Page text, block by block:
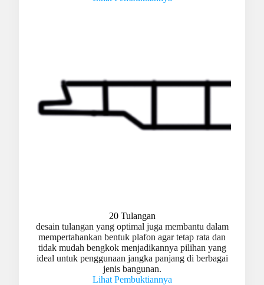
20 Tulangan
desain tulangan yang optimal juga membantu dalam
mempertahankan bentuk plafon agar tetap rata dan
tidak mudah bengkok menjadikannya pilihan yang
ideal untuk penggunaan jangka panjang di berbagai
jenis bangunan.
Lihat Pembuktiannya